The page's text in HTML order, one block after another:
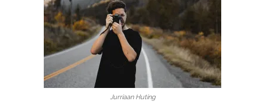
Jurriaan Huting